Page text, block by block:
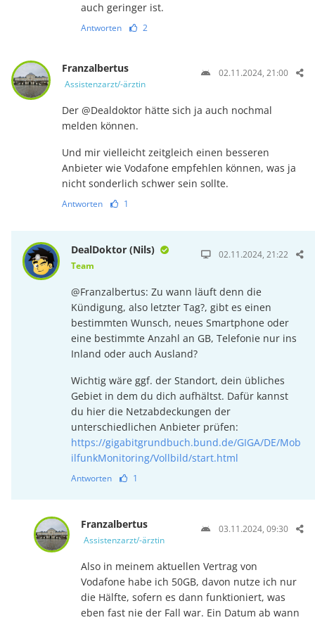
auch geringer ist.
Antworten 2
Franzalbertus
Assistenzarzt/-ärztin
02.11.2024, 21:00
Der @Dealdoktor hätte sich ja auch nochmal
melden können.
Und mir vielleicht zeitgleich einen besseren
Anbieter wie Vodafone empfehlen können, was ja
nicht sonderlich schwer sein sollte.
Antworten 1
DealDoktor (Nils)
Team
02.11.2024, 21:22
@Franzalbertus: Zu wann läuft denn die
Kündigung, also letzter Tag?, gibt es einen
bestimmten Wunsch, neues Smartphone oder
eine bestimmte Anzahl an GB, Telefonie nur ins
Inland oder auch Ausland?
Wichtig wäre ggf. der Standort, dein übliches
Gebiet in dem du dich aufhältst. Dafür kannst
du hier die Netzabdeckungen der
unterschiedlichen Anbieter prüfen:
https://gigabitgrundbuch.bund.de/GIGA/DE/Mob
ilfunkMonitoring/Vollbild/start.html
Antworten 1
Franzalbertus
Assistenzarzt/-ärztin
03.11.2024, 09:30
Also in meinem aktuellen Vertrag von
Vodafone habe ich 50GB, davon nutze ich nur
die Hälfte, sofern es dann funktioniert, was
eben fast nie der Fall war. Ein Datum ab wann